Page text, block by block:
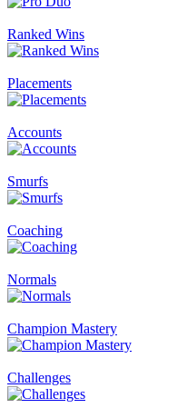
Ranked Wins
Placements
Accounts
Smurfs
Coaching
Normals
Champion Mastery
Challenges